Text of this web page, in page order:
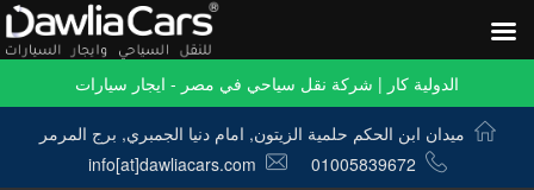
الدولية كار | شركة نقل سياحي في مصر - ايجار سيارات
ميدان ابن الحكم حلمية الزيتون, امام دنيا الجمبري, برج المرمر
01005839672
info[at]dawliacars.com